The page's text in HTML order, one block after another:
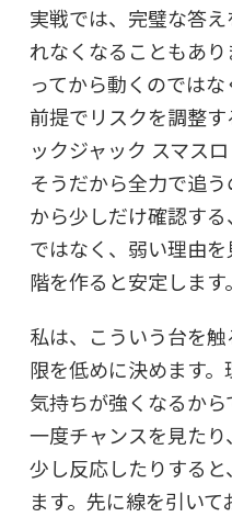
実戦では、完璧な答
れなくなることもあ
ってから動くのでは
前提でリスクを調整
ックジャック スマス
そうだから全力で追
から少しだけ確認す
ではなく、弱い理由
階を作ると安定します。
私は、こういう台を
限を低めに決めます
気持ちが強くなるから
一度チャンスを見た
少し反応したりする
ます。先に線を引い